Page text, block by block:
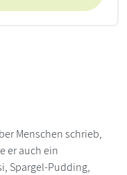
Menschen schrieb,
er auch ein
Spargel-Pudding,